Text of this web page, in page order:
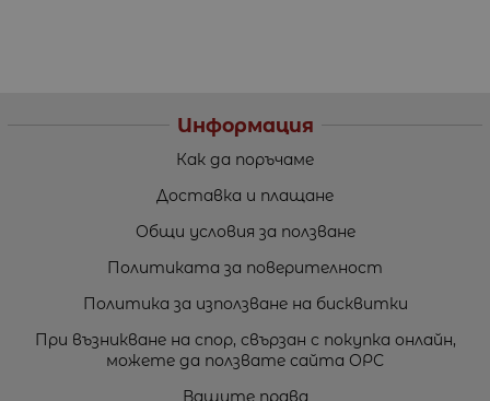
Информация
Как да поръчаме
Доставка и плащане
Общи условия за ползване
Политиката за поверителност
Политика за използване на бисквитки
При възникване на спор, свързан с покупка онлайн,
можете да ползвате сайта ОРС
Вашите права